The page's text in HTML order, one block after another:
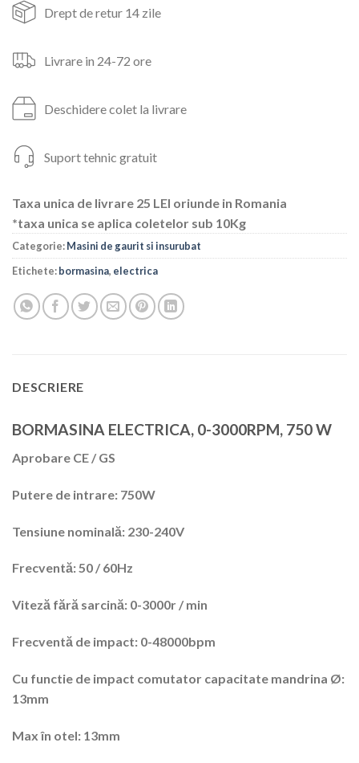
Drept de retur 14 zile
Livrare in 24-72 ore
Deschidere colet la livrare
Suport tehnic gratuit
Taxa unica de livrare 25 LEI oriunde in Romania
*taxa unica se aplica coletelor sub 10Kg
Categorie:Masini de gaurit si insurubat
Etichete:bormasina, electrica
DESCRIERE
BORMASINA ELECTRICA, 0-3000RPM, 750 W
Aprobare CE / GS
Putere de intrare: 750W
Tensiune nominală: 230-240V
Frecventă: 50 / 60Hz
Viteză fără sarcină: 0-3000r / min
Frecventă de impact: 0-48000bpm
Cu functie de impact comutator capacitate mandrina Ø:
13mm
Max în otel: 13mm